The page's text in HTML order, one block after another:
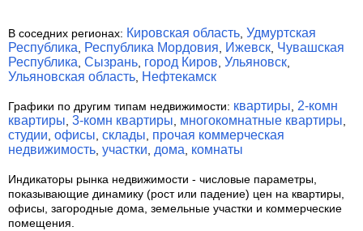
В соседних регионах: Кировская область, Удмуртская
Республика, Республика Мордовия, Ижевск, Чувашская
Республика, Сызрань, город Киров, Ульяновск,
Ульяновская область, Нефтекамск
Графики по другим типам недвижимости: квартиры, 2-комн
квартиры, 3-комн квартиры, многокомнатные квартиры,
студии, офисы, склады, прочая коммерческая
недвижимость, участки, дома, комнаты
Индикаторы рынка недвижимости - числовые параметры,
показывающие динамику (рост или падение) цен на квартиры,
офисы, загородные дома, земельные участки и коммерческие
помещения.